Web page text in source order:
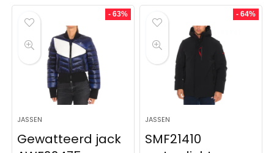
- 63%
JASSEN
Gewatteerd jack
- 64%
JASSEN
SMF21410